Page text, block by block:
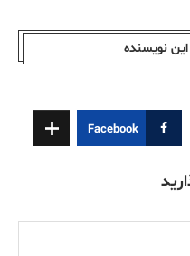
نویسندە
Facebook